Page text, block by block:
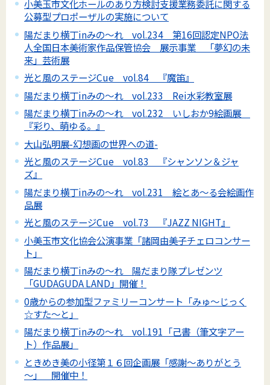
小美玉市文化ホールのあり方検討支援業務委託に関する
公募型プロポーザルの実施について
陽だまり横丁inみの～れ vol.234 第16回認定NPO法
人全国日本美術家作品保管協会 展示事業 「夢幻の未
来」芸術展
光と風のステージCue vol.84 『魔笛』
陽だまり横丁inみの～れ vol.233 Rei水彩教室展
陽だまり横丁inみの～れ vol.232 いしおか9絵画展
『彩り、萌ゆる。』
大山弘明展-幻想画の世界への道-
光と風のステージCue vol.83 『シャンソン＆ジャ
ズ』
陽だまり横丁inみの～れ vol.231 絵とあ～る会絵画作
品展
光と風のステージCue vol.73 『JAZZ NIGHT』
小美玉市文化協会公演事業「諸岡由美子チェロコンサー
ト」
陽だまり横丁inみの～れ 陽だまり隊プレゼンツ
「GUDAGUDA LAND」開催！
0歳からの参加型ファミリーコンサート「みゅ～じっく
☆すた～と」
陽だまり横丁inみの～れ vol.191「己書（筆文字アー
ト）作品展」
ときめき美の小径第１６回企画展「感謝～ありがとう
～」 開催中！